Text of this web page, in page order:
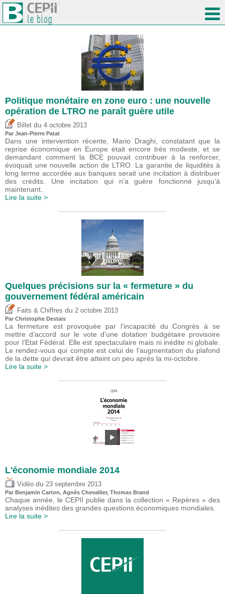
Politique monétaire en zone euro : une nouvelle
opération de LTRO ne paraît guère utile
Billet du 4 octobre 2013
Par Jean-Pierre Patat
Dans une intervention récente, Mario Draghi, constatant que la
reprise économique en Europe était encore très modeste, et se
demandant comment la BCE pouvait contribuer à la renforcer,
évoquait une nouvelle action de LTRO. La garantie de liquidités à
long terme accordée aux banques serait une incitation à distribuer
des crédits. Une incitation qui n’a guère fonctionné jusqu’à
maintenant.
Lire la suite >
Quelques précisions sur la « fermeture » du
gouvernement fédéral américain
Faits & Chiffres du 2 octobre 2013
Par Christophe Destais
La fermeture est provoquée par l’incapacité du Congrès à se
mettre d’accord sur le vote d’une dotation budgétaire provisoire
pour l’Etat Fédéral. Elle est spectaculaire mais ni inédite ni globale.
Le rendez-vous qui compte est celui de l’augmentation du plafond
de la dette qui devrait être atteint un peu après la mi-octobre.
Lire la suite >
L'économie mondiale 2014
Vidéo du 23 septembre 2013
Par Benjamin Carton, Agnès Chevallier, Thomas Brand
Chaque année, le CEPII publie dans la collection « Repères » des
analyses inédites des grandes questions économiques mondiales.
Lire la suite >